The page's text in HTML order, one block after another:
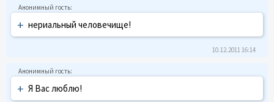
+ нериальный человечище!
10.12.2011 16:14
+ Я Вас люблю!